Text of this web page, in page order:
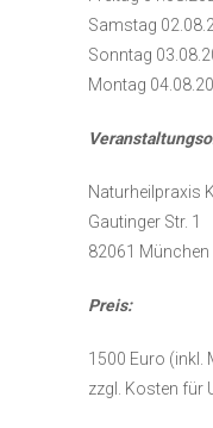
Samstag
Sonntag
Montag
Naturheilpraxis
Gautinger Str. 1
82061 München
Preis:
1500 Euro (inkl.
zzgl. Kosten für